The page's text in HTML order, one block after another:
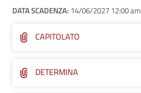
DATA SCADENZA: 14/06/2027 12:00 am
CAPITOLATO
DETERMINA